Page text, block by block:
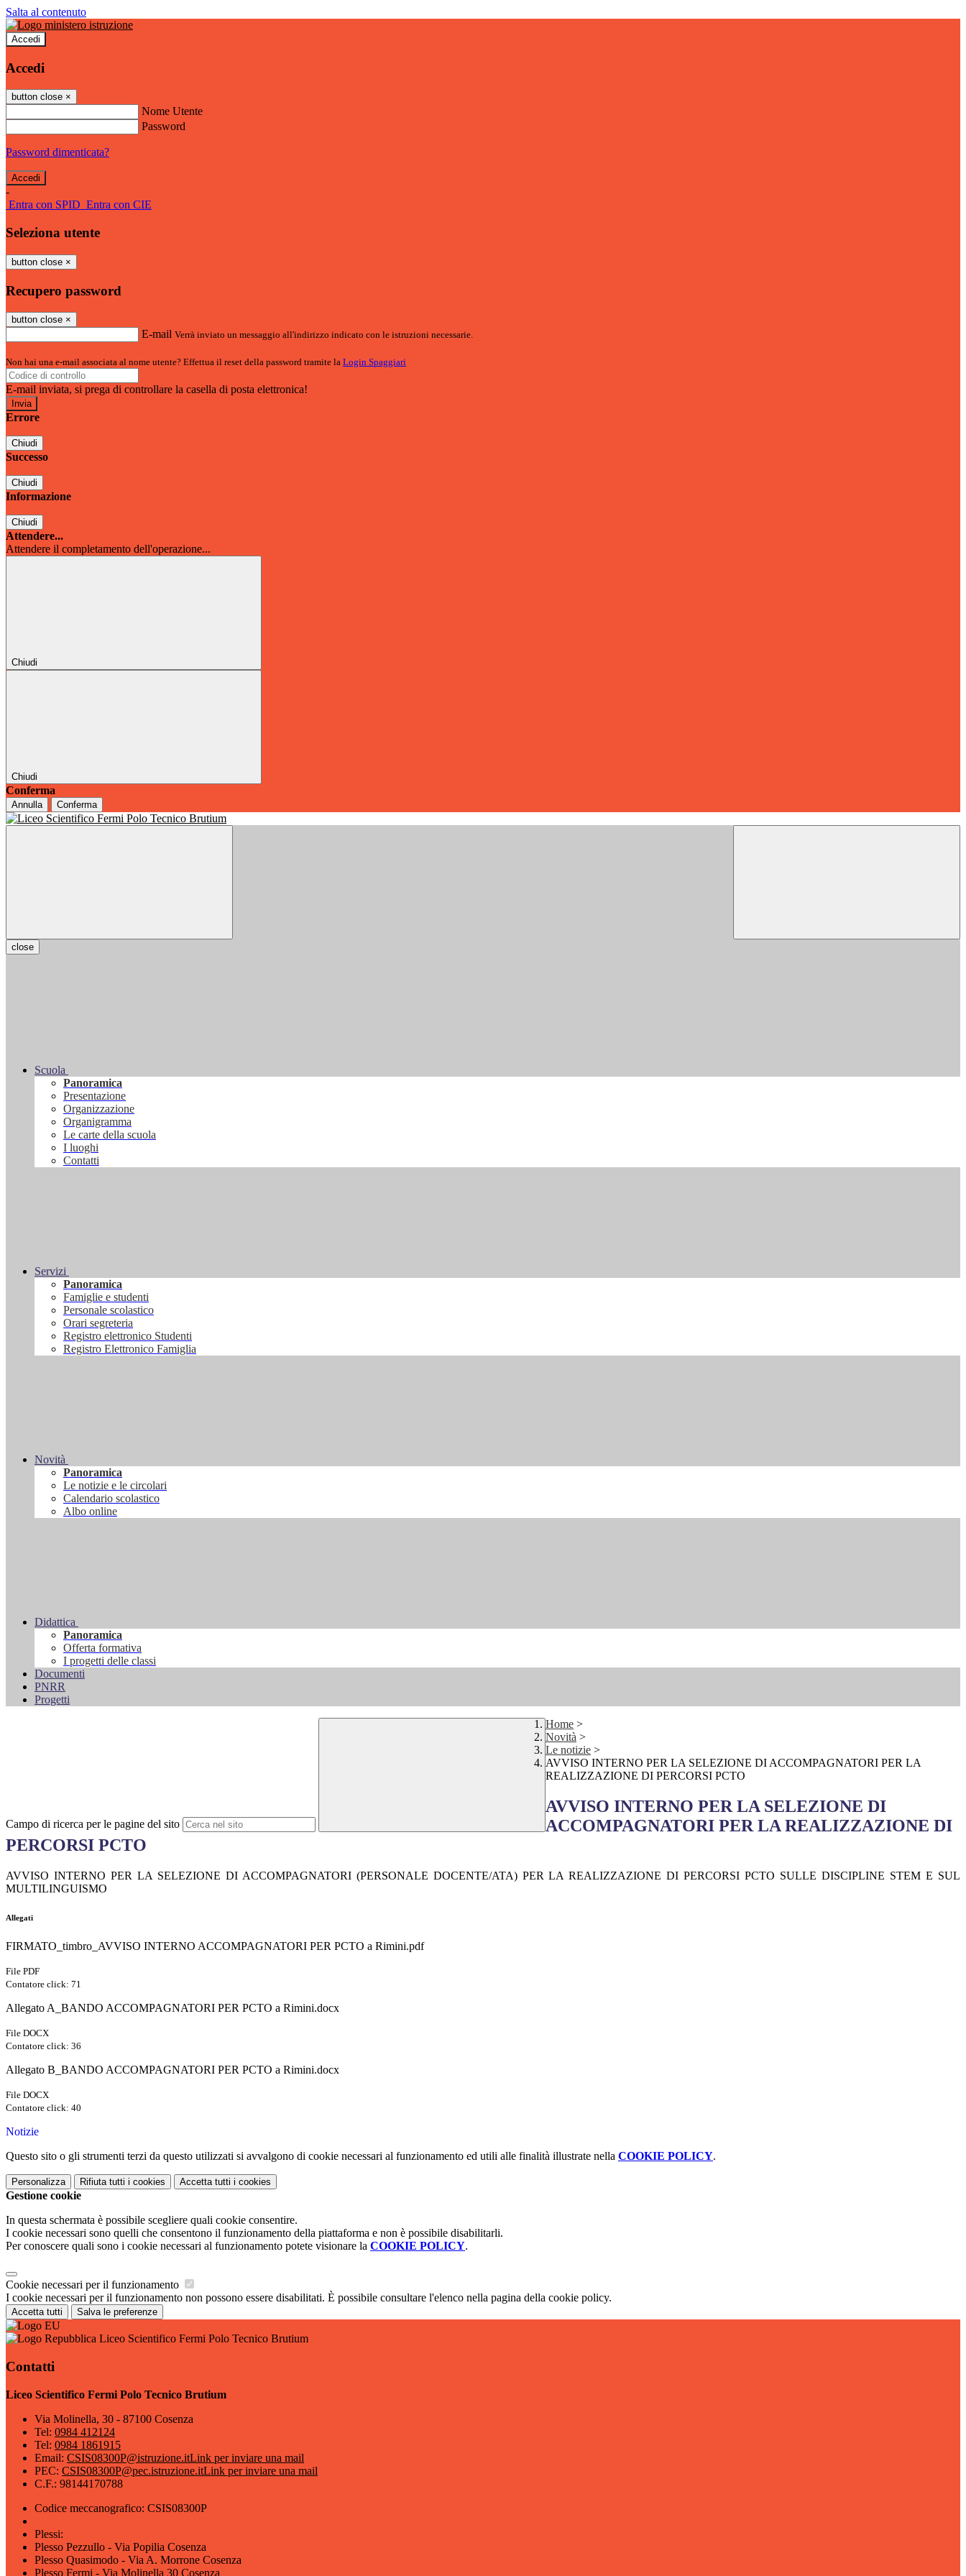
Salta al contenuto
Accedi
Accedi
button close ×
Nome Utente
Password
Password dimenticata?
-
Entra con SPID Entra con CIE
Seleziona utente
button close ×
Recupero password
button close ×
E-mail Verrà inviato un messaggio all'indirizzo indicato con le istruzioni necessarie.
Non hai una e-mail associata al nome utente? Effettua il reset della password tramite la Login Spaggiari
E-mail inviata, si prega di controllare la casella di posta elettronica!
Errore
Chiudi
Successo
Chiudi
Informazione
Chiudi
Attendere...
Attendere il completamento dell'operazione...
Chiudi
Chiudi
Conferma
Annulla Conferma
close
Scuola
Panoramica
Presentazione
Organizzazione
Organigramma
Le carte della scuola
I luoghi
Contatti
Servizi
Panoramica
Famiglie e studenti
Personale scolastico
Orari segreteria
Registro elettronico Studenti
Registro Elettronico Famiglia
Novità
Panoramica
Le notizie e le circolari
Calendario scolastico
Albo online
Didattica
Panoramica
Offerta formativa
I progetti delle classi
Documenti
PNRR
Progetti
Campo di ricerca per le pagine del sito
Home >
Novità >
Le notizie >
AVVISO INTERNO PER LA SELEZIONE DI ACCOMPAGNATORI PER LA
REALIZZAZIONE DI PERCORSI PCTO
AVVISO INTERNO PER LA SELEZIONE DI
ACCOMPAGNATORI PER LA REALIZZAZIONE DI
PERCORSI PCTO
AVVISO INTERNO PER LA SELEZIONE DI ACCOMPAGNATORI (PERSONALE DOCENTE/ATA) PER LA REALIZZAZIONE DI PERCORSI PCTO SULLE DISCIPLINE STEM E SUL
MULTILINGUISMO
Allegati
FIRMATO_timbro_AVVISO INTERNO ACCOMPAGNATORI PER PCTO a Rimini.pdf
File PDF
Contatore click: 71
Allegato A_BANDO ACCOMPAGNATORI PER PCTO a Rimini.docx
File DOCX
Contatore click: 36
Allegato B_BANDO ACCOMPAGNATORI PER PCTO a Rimini.docx
File DOCX
Contatore click: 40
Notizie
Questo sito o gli strumenti terzi da questo utilizzati si avvalgono di cookie necessari al funzionamento ed utili alle finalità illustrate nella COOKIE POLICY.
Personalizza Rifiuta tutti i cookies Accetta tutti i cookies
Gestione cookie
In questa schermata è possibile scegliere quali cookie consentire.
I cookie necessari sono quelli che consentono il funzionamento della piattaforma e non è possibile disabilitarli.
Per conoscere quali sono i cookie necessari al funzionamento potete visionare la COOKIE POLICY.
Cookie necessari per il funzionamento
I cookie necessari per il funzionamento non possono essere disabilitati. È possibile consultare l'elenco nella pagina della cookie policy.
Accetta tutti Salva le preferenze
Liceo Scientifico Fermi Polo Tecnico Brutium
Contatti
Liceo Scientifico Fermi Polo Tecnico Brutium
Via Molinella, 30 - 87100 Cosenza
Tel: 0984 412124
Tel: 0984 1861915
Email: CSIS08300P@istruzione.itLink per inviare una mail
PEC: CSIS08300P@pec.istruzione.itLink per inviare una mail
C.F.: 98144170788
Codice meccanografico: CSIS08300P
Plessi:
Plesso Pezzullo - Via Popilia Cosenza
Plesso Quasimodo - Via A. Morrone Cosenza
Plesso Fermi - Via Molinella 30 Cosenza